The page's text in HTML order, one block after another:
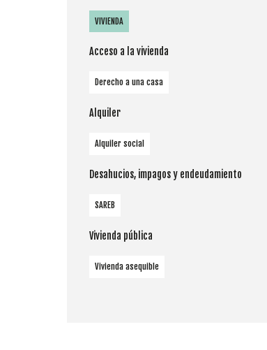
VIVIENDA
Acceso a la vivienda
Derecho a una casa
Alquiler
Alquiler social
Desahucios, impagos y endeudamiento
SAREB
Vivienda pública
Vivienda asequible